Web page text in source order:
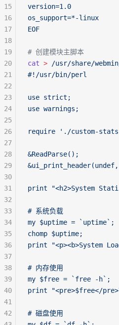
version=1.0
os_support=*-linux
EOF
# 创建模块主脚本
cat > /usr/share/
#!/usr/bin/perl
use strict;
use warnings;
require './custom-
&ReadParse();
print "<h2>System
# 系统负载
my $uptime = `uptime`;
chomp $uptime;
print "<p><b>System
# 内存使用
my $free = `free -h`;
print "<pre>$free</
# 磁盘使用
15
16
17
18
19
20
21
22
23
24
25
26
27
28
29
30
31
32
33
34
35
36
37
38
39
40
41
42